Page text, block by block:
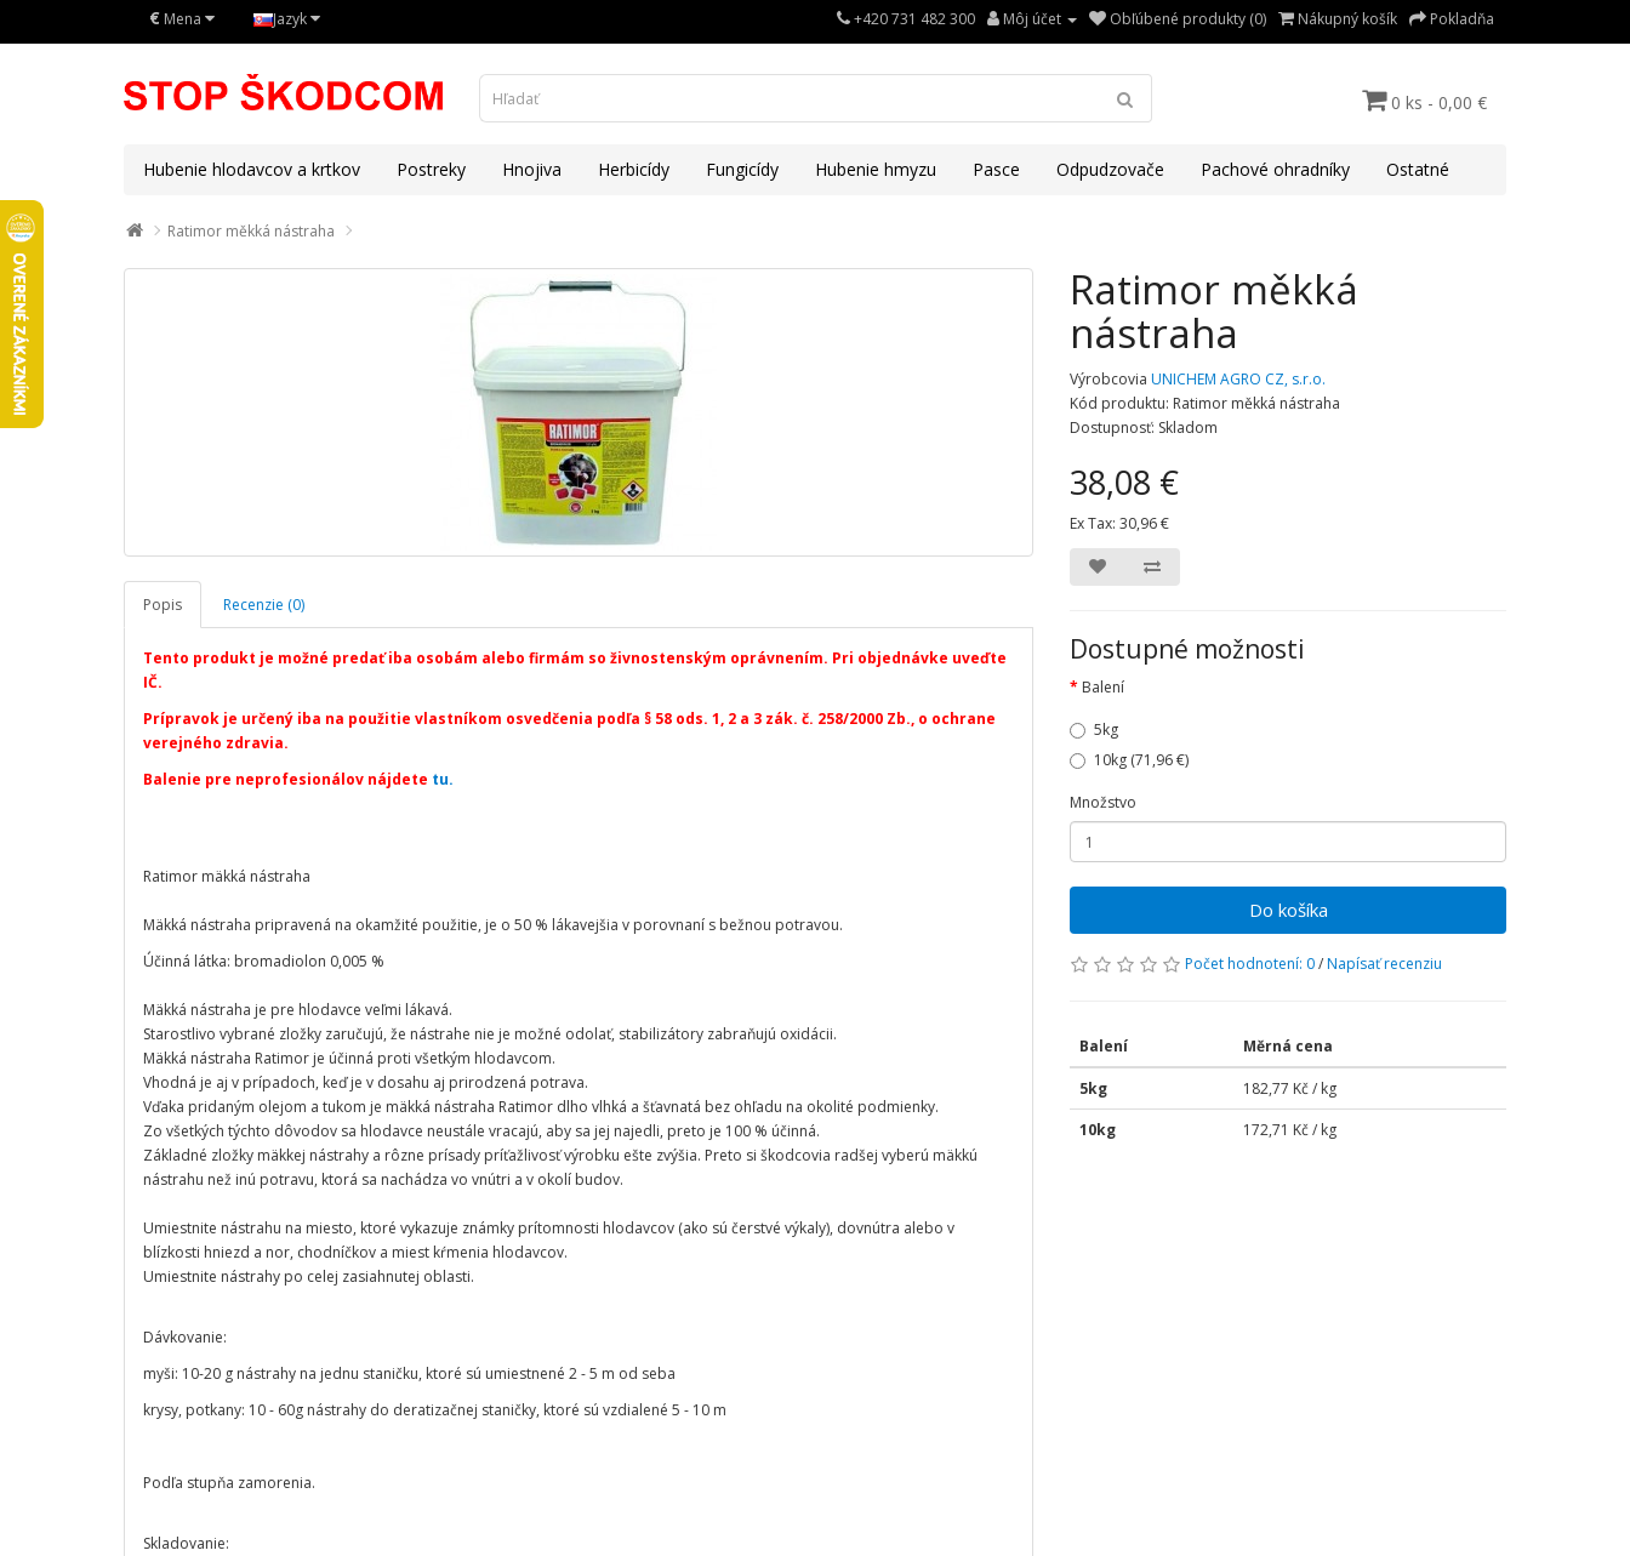
€ Mena Jazyk +420 731 482 300 Môj účet Obľúbené produkty (0) Nákupný košík Pokladňa
0 ks - 0,00 €
Hubenie hlodavcov a krtkov Postreky Hnojiva Herbicídy Fungicídy Hubenie hmyzu Pasce Odpudzovače Pachové ohradníky Ostatné
Ratimor měkká nástraha
Popis Recenzie (0)
Tento produkt je možné predať iba osobám alebo firmám so živnostenským oprávnením. Pri objednávke uveďte
IČ.
Prípravok je určený iba na použitie vlastníkom osvedčenia podľa § 58 ods. 1, 2 a 3 zák. č. 258/2000 Zb., o ochrane
verejného zdravia.
Balenie pre neprofesionálov nájdete tu.
Ratimor mäkká nástraha
Mäkká nástraha pripravená na okamžité použitie, je o 50 % lákavejšia v porovnaní s bežnou potravou.
Účinná látka: bromadiolon 0,005 %
Mäkká nástraha je pre hlodavce veľmi lákavá.
Starostlivo vybrané zložky zaručujú, že nástrahe nie je možné odolať, stabilizátory zabraňujú oxidácii.
Mäkká nástraha Ratimor je účinná proti všetkým hlodavcom.
Vhodná je aj v prípadoch, keď je v dosahu aj prirodzená potrava.
Vďaka pridaným olejom a tukom je mäkká nástraha Ratimor dlho vlhká a šťavnatá bez ohľadu na okolité podmienky.
Zo všetkých týchto dôvodov sa hlodavce neustále vracajú, aby sa jej najedli, preto je 100 % účinná.
Základné zložky mäkkej nástrahy a rôzne prísady príťažlivosť výrobku ešte zvýšia. Preto si škodcovia radšej vyberú mäkkú
nástrahu než inú potravu, ktorá sa nachádza vo vnútri a v okolí budov.
Umiestnite nástrahu na miesto, ktoré vykazuje známky prítomnosti hlodavcov (ako sú čerstvé výkaly), dovnútra alebo v
blízkosti hniezd a nor, chodníčkov a miest kŕmenia hlodavcov.
Umiestnite nástrahy po celej zasiahnutej oblasti.
Dávkovanie:
myši: 10-20 g nástrahy na jednu staničku, ktoré sú umiestnené 2 - 5 m od seba
krysy, potkany: 10 - 60g nástrahy do deratizačnej staničky, ktoré sú vzdialené 5 - 10 m
Podľa stupňa zamorenia.
Skladovanie:
Ratimor měkká
nástraha
Výrobcovia UNICHEM AGRO CZ, s.r.o.
Kód produktu: Ratimor měkká nástraha
Dostupnosť: Skladom
38,08 €
Ex Tax: 30,96 €
Dostupné možnosti
Balení
5kg
10kg (71,96 €)
Množstvo
Do košíka
Počet hodnotení: 0/Napísať recenziu
Balení Měrná cena
5kg
182,77 Kč / kg
10kg
172,71 Kč / kg